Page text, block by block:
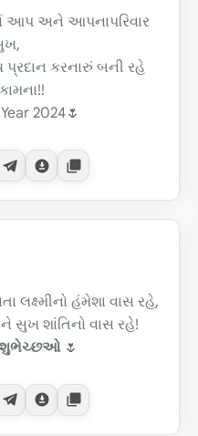
અને આપનાપરિવાર
પ્રદાન કરનારું બની રહે
2024🌷
લક્ષ્મીનો હંમેશા વાસ રહે,
સુખ શાંતિનો વાસ રહે!
શુભેચ્છઓ 🌷